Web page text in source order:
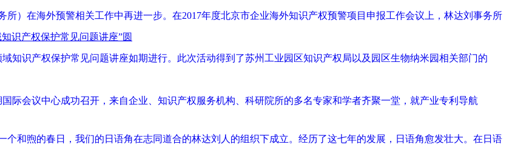
）在海外预警相关工作中再进一步。在2017年度北京市企业海外知识产权预警项目申报工作会议上，林达刘事务所
识产权保护常见问题讲座”圆
知识产权保护常见问题讲座如期进行。此次活动得到了苏州工业园区知识产权局以及园区生物纳米园相关部门的
际会议中心成功召开，来自企业、知识产权服务机构、科研院所的多名专家和学者齐聚一堂，就产业专利导航
和煦的春日，我们的日语角在志同道合的林达刘人的组织下成立。经历了这七年的发展，日语角愈发壮大。在日语